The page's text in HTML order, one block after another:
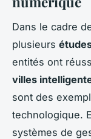
Dans le cadre
plusieurs
entités ont
villes
sont des
technologique.
systèmes de